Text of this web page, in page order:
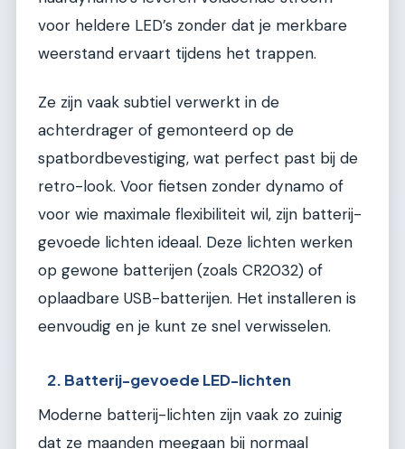
voor heldere LED’s zonder dat je merkbare
weerstand ervaart tijdens het trappen.
Ze zijn vaak subtiel verwerkt in de
achterdrager of gemonteerd op de
spatbordbevestiging, wat perfect past bij de
retro-look. Voor fietsen zonder dynamo of
voor wie maximale flexibiliteit wil, zijn batterij-
gevoede lichten ideaal. Deze lichten werken
op gewone batterijen (zoals CR2032) of
oplaadbare USB-batterijen. Het installeren is
eenvoudig en je kunt ze snel verwisselen.
2. Batterij-gevoede LED-lichten
Moderne batterij-lichten zijn vaak zo zuinig
dat ze maanden meegaan bij normaal